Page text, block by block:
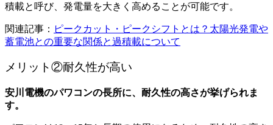
積載と呼び、 発電量を大きく高めることが可能です。
関連記事： ピークカット・ピークシフトとは？太陽光発電や
蓄電池との重要な関係と過積載について
メリット②耐久性が高い
安川電機のパワコンの長所に、耐久性の高さが挙げられま
す。